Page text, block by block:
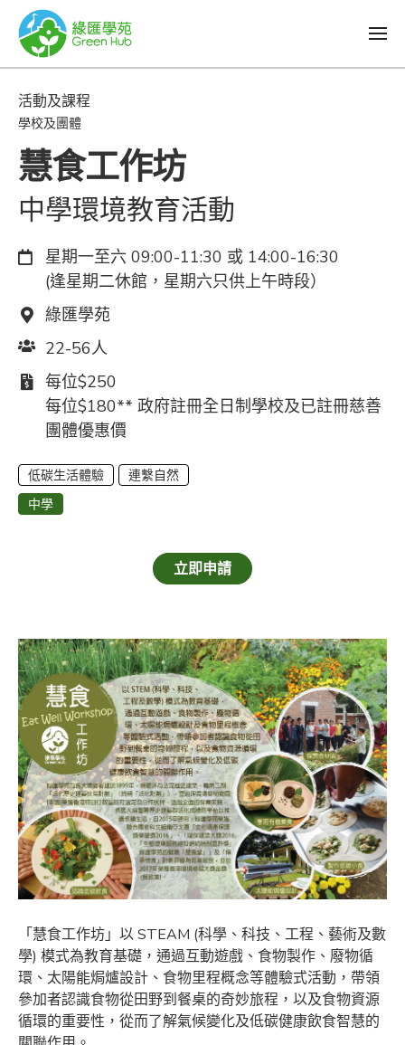
活動及課程
學校及團體
慧食工作坊
中學環境教育活動
日期：
星期一至六 09:00-11:30 或 14:00-16:30
(逢星期二休館，星期六只供上午時段）
地點：
綠匯學苑
人數：
22-56人
費用：
每位$250
每位$180** 政府註冊全日制學校及已註冊慈善
團體優惠價
低碳生活體驗
連繫自然
中學
立即申請
「慧食工作坊」以 STEAM (科學、科技、工程、藝術及數
學) 模式為教育基礎，通過互動遊戲、食物製作、廢物循
環、太陽能焗爐設計、食物里程概念等體驗式活動，帶領
參加者認識食物從田野到餐桌的奇妙旅程，以及食物資源
循環的重要性，從而了解氣候變化及低碳健康飲食智慧的